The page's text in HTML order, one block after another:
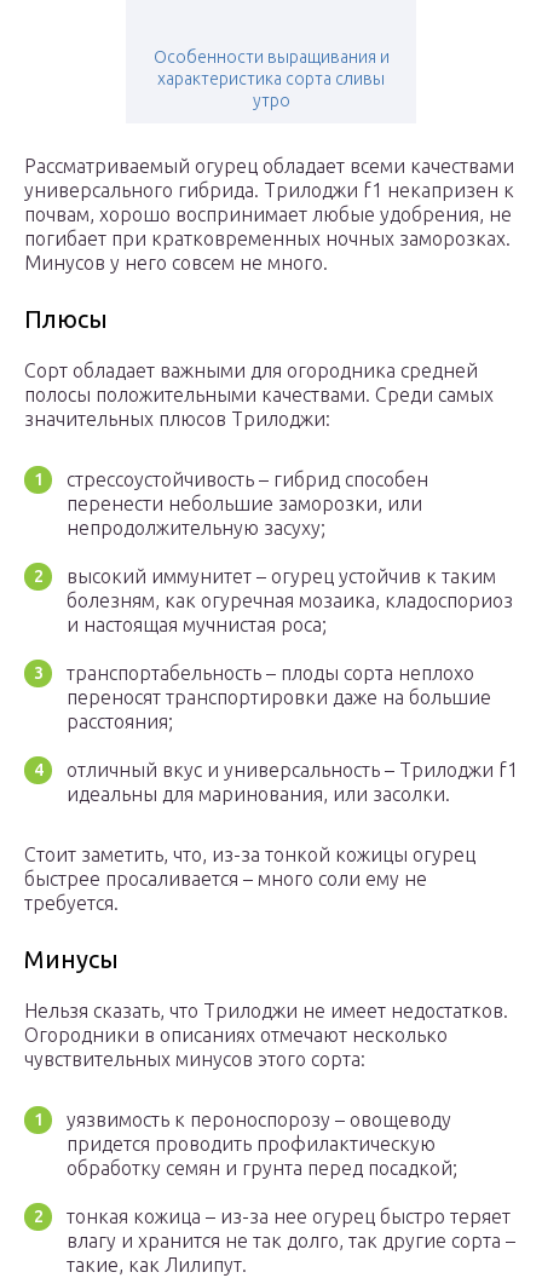
Особенности выращивания и
характеристика сорта сливы
утро
Рассматриваемый огурец обладает всеми качествами
универсального гибрида. Трилоджи f1 некапризен к
почвам, хорошо воспринимает любые удобрения, не
погибает при кратковременных ночных заморозках.
Минусов у него совсем не много.
Плюсы
Сорт обладает важными для огородника средней
полосы положительными качествами. Среди самых
значительных плюсов Трилоджи:
стрессоустойчивость – гибрид способен
перенести небольшие заморозки, или
непродолжительную засуху;
высокий иммунитет – огурец устойчив к таким
болезням, как огуречная мозаика, кладоспориоз
и настоящая мучнистая роса;
транспортабельность – плоды сорта неплохо
переносят транспортировки даже на большие
расстояния;
отличный вкус и универсальность – Трилоджи f1
идеальны для маринования, или засолки.
Стоит заметить, что, из-за тонкой кожицы огурец
быстрее просаливается – много соли ему не
требуется.
Минусы
Нельзя сказать, что Трилоджи не имеет недостатков.
Огородники в описаниях отмечают несколько
чувствительных минусов этого сорта:
уязвимость к пероноспорозу – овощеводу
придется проводить профилактическую
обработку семян и грунта перед посадкой;
тонкая кожица – из-за нее огурец быстро теряет
влагу и хранится не так долго, так другие сорта –
такие, как Лилипут.